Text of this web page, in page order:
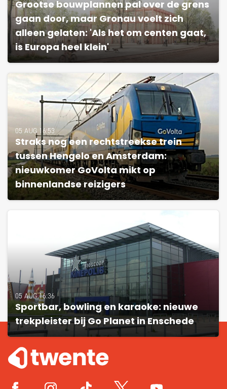
Grootse bouwplannen pal over de grens
gaan door, maar Gronau voelt zich
alleen gelaten: 'Als het om centen gaat,
is Europa heel klein'
05 AUG 16:53
Straks nog een rechtstreekse trein
tussen Hengelo en Amsterdam:
nieuwkomer GoVolta mikt op
binnenlandse reizigers
05 AUG 16:36
Sportbar, bowling en karaoke: nieuwe
trekpleister bij Go Planet in Enschede